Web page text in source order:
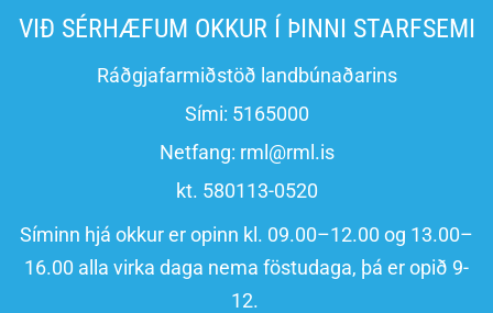
VIÐ SÉRHÆFUM OKKUR Í ÞINNI STARFSEMI
Ráðgjafarmiðstöð landbúnaðarins
Sími: 5165000
Netfang: rml@rml.is
kt. 580113-0520
Síminn hjá okkur er opinn kl. 09.00–12.00 og 13.00–
16.00 alla virka daga nema föstudaga, þá er opið 9-
12.